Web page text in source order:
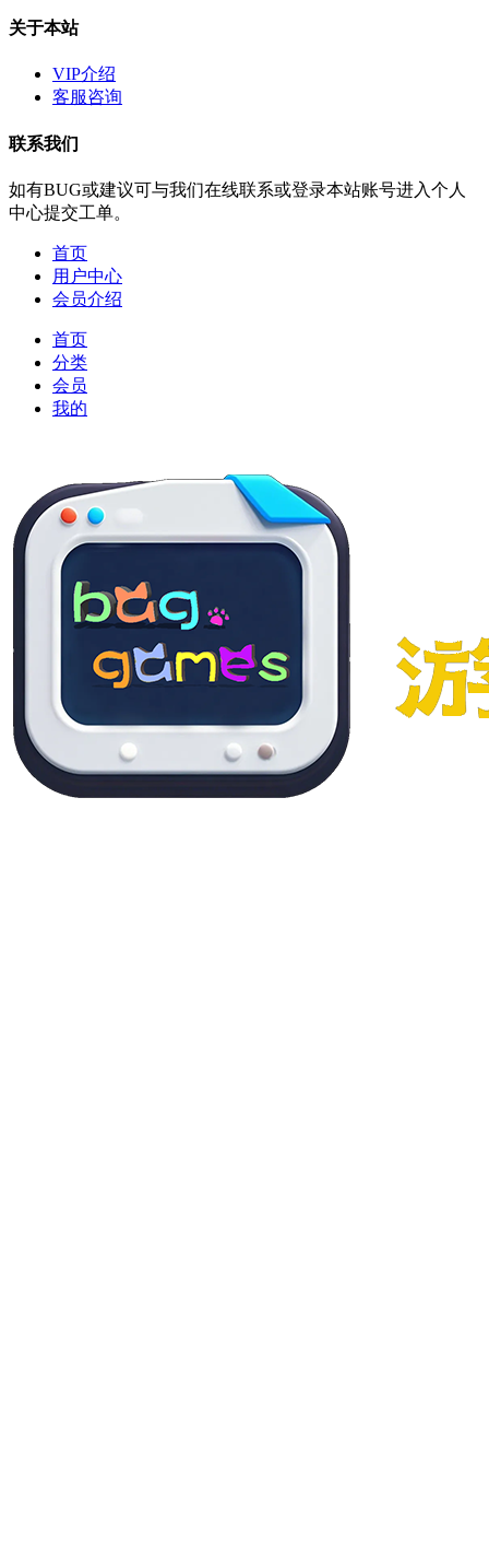
关于本站
VIP介绍
客服咨询
联系我们
如有BUG或建议可与我们在线联系或登录本站账号进入个人
中心提交工单。
首页
用户中心
会员介绍
首页
分类
会员
我的